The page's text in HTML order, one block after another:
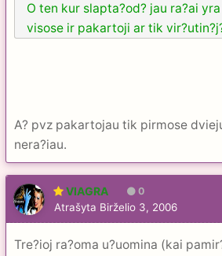
O ten kur slapta?od? jau ra?ai
visose ir pakartoji ar tik
A? pvz pakartojau tik pirmose
nera?iau.
VIAGRA 0
Atrašyta Birželio 3, 2006
Tre?ioj ra?oma u?uomina (kai